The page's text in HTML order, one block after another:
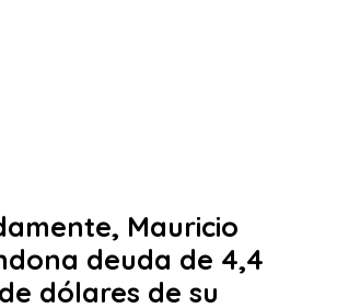
Mauricio
deuda de 4,4
dólares de su